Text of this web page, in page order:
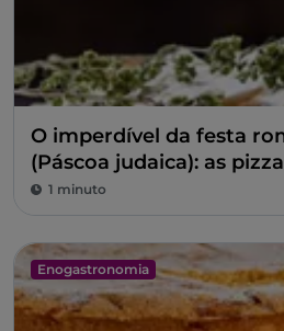
O imperdível da festa
(Páscoa judaica): as
1 minuto
Enogastronomia